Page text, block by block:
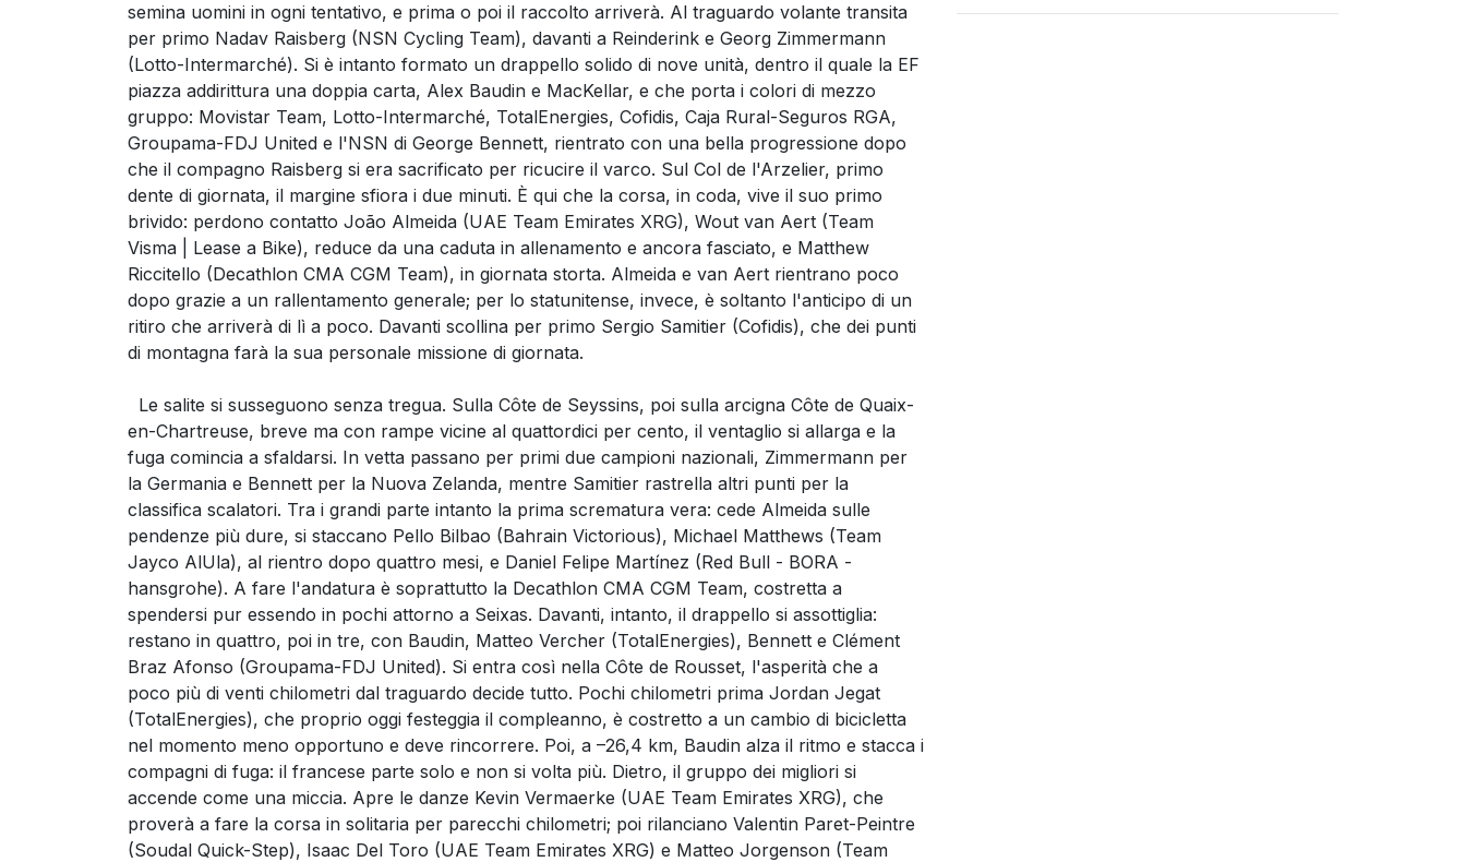
semina uomini in ogni tentativo, e prima o poi il raccolto arriverà. Al traguardo volante transita
per primo Nadav Raisberg (NSN Cycling Team), davanti a Reinderink e Georg Zimmermann
(Lotto-Intermarché). Si è intanto formato un drappello solido di nove unità, dentro il quale la EF
piazza addirittura una doppia carta, Alex Baudin e MacKellar, e che porta i colori di mezzo
gruppo: Movistar Team, Lotto-Intermarché, TotalEnergies, Cofidis, Caja Rural-Seguros RGA,
Groupama-FDJ United e l'NSN di George Bennett, rientrato con una bella progressione dopo
che il compagno Raisberg si era sacrificato per ricucire il varco. Sul Col de l'Arzelier, primo
dente di giornata, il margine sfiora i due minuti. È qui che la corsa, in coda, vive il suo primo
brivido: perdono contatto João Almeida (UAE Team Emirates XRG), Wout van Aert (Team
Visma | Lease a Bike), reduce da una caduta in allenamento e ancora fasciato, e Matthew
Riccitello (Decathlon CMA CGM Team), in giornata storta. Almeida e van Aert rientrano poco
dopo grazie a un rallentamento generale; per lo statunitense, invece, è soltanto l'anticipo di un
ritiro che arriverà di lì a poco. Davanti scollina per primo Sergio Samitier (Cofidis), che dei punti
di montagna farà la sua personale missione di giornata.
Le salite si susseguono senza tregua. Sulla Côte de Seyssins, poi sulla arcigna Côte de Quaix-
en-Chartreuse, breve ma con rampe vicine al quattordici per cento, il ventaglio si allarga e la
fuga comincia a sfaldarsi. In vetta passano per primi due campioni nazionali, Zimmermann per
la Germania e Bennett per la Nuova Zelanda, mentre Samitier rastrella altri punti per la
classifica scalatori. Tra i grandi parte intanto la prima scrematura vera: cede Almeida sulle
pendenze più dure, si staccano Pello Bilbao (Bahrain Victorious), Michael Matthews (Team
Jayco AlUla), al rientro dopo quattro mesi, e Daniel Felipe Martínez (Red Bull - BORA -
hansgrohe). A fare l'andatura è soprattutto la Decathlon CMA CGM Team, costretta a
spendersi pur essendo in pochi attorno a Seixas. Davanti, intanto, il drappello si assottiglia:
restano in quattro, poi in tre, con Baudin, Matteo Vercher (TotalEnergies), Bennett e Clément
Braz Afonso (Groupama-FDJ United). Si entra così nella Côte de Rousset, l'asperità che a
poco più di venti chilometri dal traguardo decide tutto. Pochi chilometri prima Jordan Jegat
(TotalEnergies), che proprio oggi festeggia il compleanno, è costretto a un cambio di bicicletta
nel momento meno opportuno e deve rincorrere. Poi, a –26,4 km, Baudin alza il ritmo e stacca i
compagni di fuga: il francese parte solo e non si volta più. Dietro, il gruppo dei migliori si
accende come una miccia. Apre le danze Kevin Vermaerke (UAE Team Emirates XRG), che
proverà a fare la corsa in solitaria per parecchi chilometri; poi rilanciano Valentin Paret-Peintre
(Soudal Quick-Step), Isaac Del Toro (UAE Team Emirates XRG) e Matteo Jorgenson (Team